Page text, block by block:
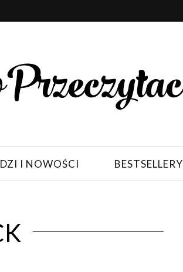
I NOWOŚCI BESTSELLERY